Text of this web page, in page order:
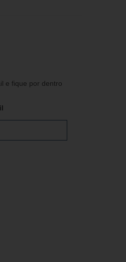
e fique por dentro